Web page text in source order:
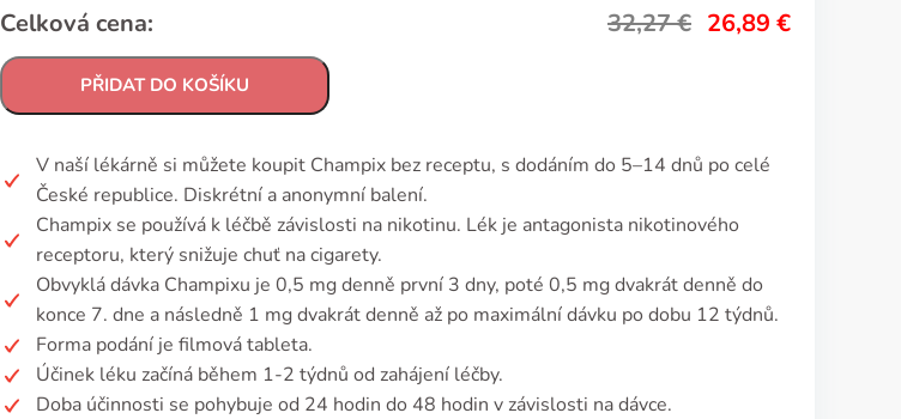
Celková cena: 32,27€ 26,89 €
PŘIDAT DO KOŠÍKU
V naší lékárně si můžete koupit Champix bez receptu, s dodáním do 5–14 dnů po celé
České republice. Diskrétní a anonymní balení.
Champix se používá k léčbě závislosti na nikotinu. Lék je antagonista nikotinového
receptoru, který snižuje chuť na cigarety.
Obvyklá dávka Champixu je 0,5 mg denně první 3 dny, poté 0,5 mg dvakrát denně do
konce 7. dne a následně 1 mg dvakrát denně až po maximální dávku po dobu 12 týdnů.
Forma podání je filmová tableta.
Účinek léku začíná během 1-2 týdnů od zahájení léčby.
Doba účinnosti se pohybuje od 24 hodin do 48 hodin v závislosti na dávce.